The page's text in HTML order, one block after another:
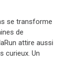
se transforme
de
attire aussi
curieux. Un